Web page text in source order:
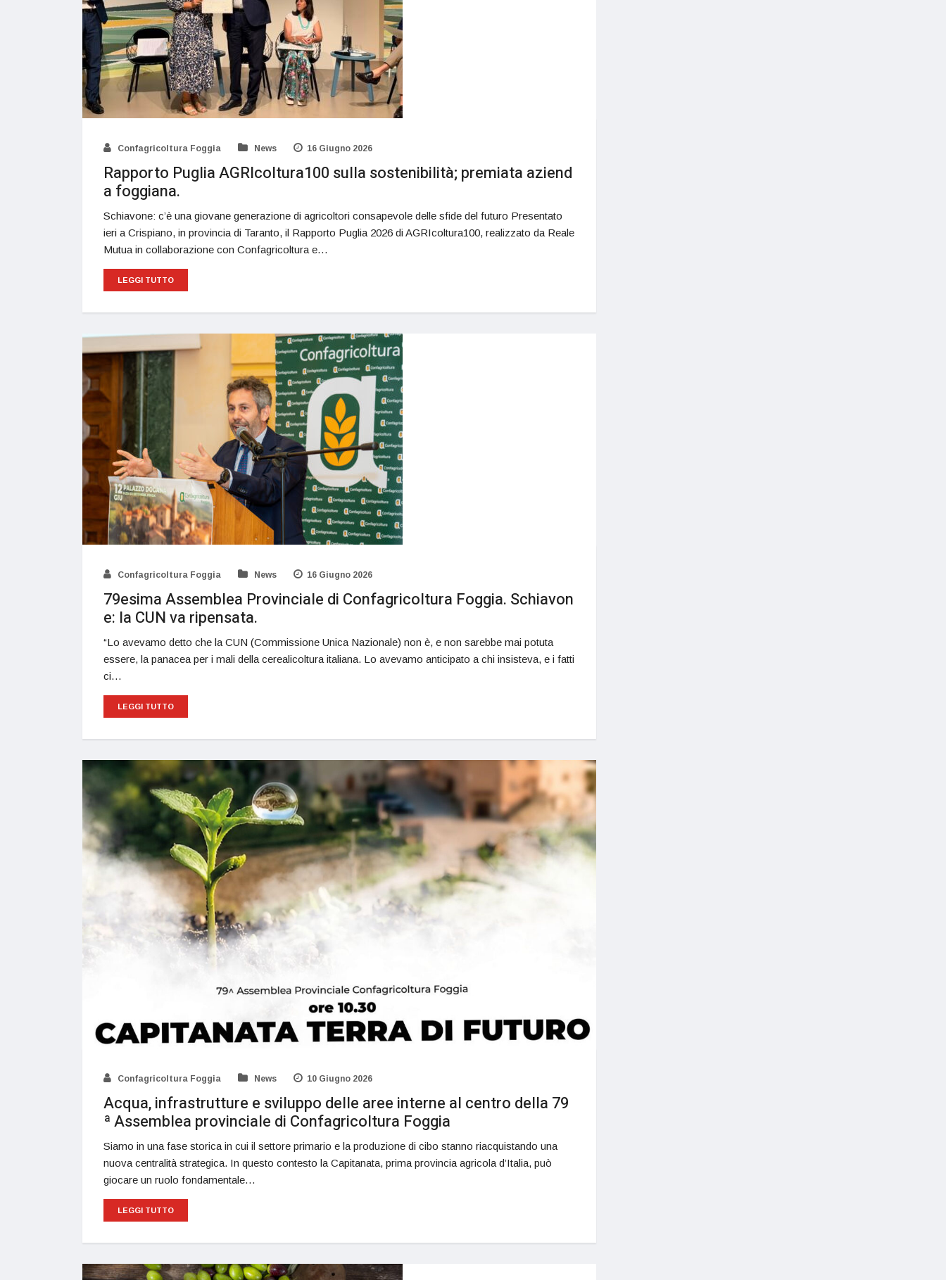
Confagricoltura Foggia News 16 Giugno 2026
Rapporto Puglia AGRIcoltura100 sulla sostenibilità; premiata aziend
a foggiana.
Schiavone: c’è una giovane generazione di agricoltori consapevole delle sfide del futuro Presentato
ieri a Crispiano, in provincia di Taranto, il Rapporto Puglia 2026 di AGRIcoltura100, realizzato da Reale
Mutua in collaborazione con Confagricoltura e…
LEGGI TUTTO
Confagricoltura Foggia News 16 Giugno 2026
79esima Assemblea Provinciale di Confagricoltura Foggia. Schiavon
e: la CUN va ripensata.
“Lo avevamo detto che la CUN (Commissione Unica Nazionale) non è, e non sarebbe mai potuta
essere, la panacea per i mali della cerealicoltura italiana. Lo avevamo anticipato a chi insisteva, e i fatti
ci…
LEGGI TUTTO
Confagricoltura Foggia News 10 Giugno 2026
Acqua, infrastrutture e sviluppo delle aree interne al centro della 79
ª Assemblea provinciale di Confagricoltura Foggia
Siamo in una fase storica in cui il settore primario e la produzione di cibo stanno riacquistando una
nuova centralità strategica. In questo contesto la Capitanata, prima provincia agricola d’Italia, può
giocare un ruolo fondamentale…
LEGGI TUTTO